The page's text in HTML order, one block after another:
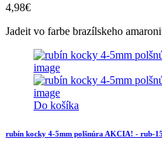
4,98€
Jadeit vo farbe brazílskeho
Do košíka
rubín kocky 4-5mm polšnúra AKCIA! - rub-15